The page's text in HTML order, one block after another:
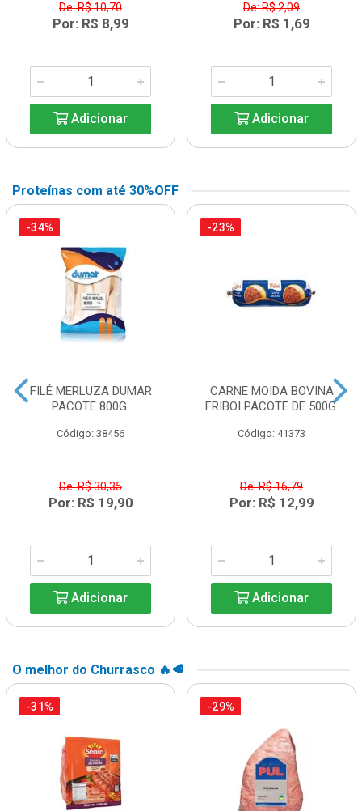
De: R$ 10,70
Por: R$ 8,99
Adicionar
De: R$ 2,09
Por: R$ 1,69
Adicionar
Proteínas com até 30%OFF
-34%
FILÉ MERLUZA DUMAR
PACOTE 800G.
Código: 38456
De: R$ 30,35
Por: R$ 19,90
Adicionar
-23%
CARNE MOIDA BOVINA
FRIBOI PACOTE DE 500G.
Código: 41373
De: R$ 16,79
Por: R$ 12,99
Adicionar
O melhor do Churrasco 🔥🥩
-31% -29%